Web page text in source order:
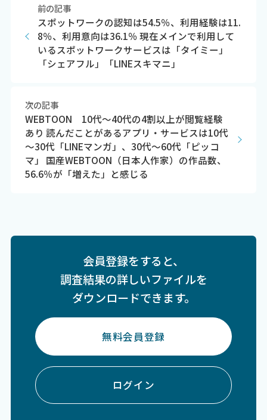
前の記事
スポットワークの認知は54.5％、利用経験は11.
8％、利用意向は36.1％ 現在メインで利用して
いるスポットワークサービスは「タイミー」
「シェアフル」「LINEスキマニ」
次の記事
WEBTOON 10代～40代の4割以上が閲覧経験
あり 読んだことがあるアプリ・サービスは10代
～30代「LINEマンガ」、30代～60代「ピッコ
マ」 国産WEBTOON（日本人作家）の作品数、
56.6％が「増えた」と感じる
会員登録をすると、
調査結果の詳しいファイルを
ダウンロードできます。
無料会員登録
ログイン